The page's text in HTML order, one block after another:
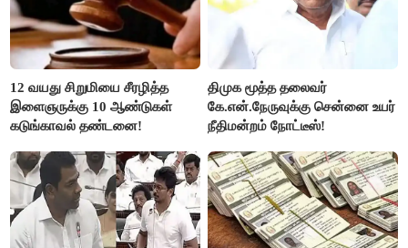
12 வயது சிறுமியை சீரழித்த
இளைஞருக்கு 10 ஆண்டுகள்
கடுங்காவல் தண்டனை!
திமுக மூத்த தலைவர்
கே.என்.நேருவுக்கு சென்னை உயர்
நீதிமன்றம் நோட்டீஸ்!